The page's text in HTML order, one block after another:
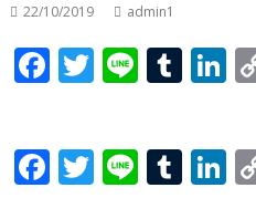
22/10/2019 admin1
F
b
T
er
Li T
bl
Li
e
F T Li T Li